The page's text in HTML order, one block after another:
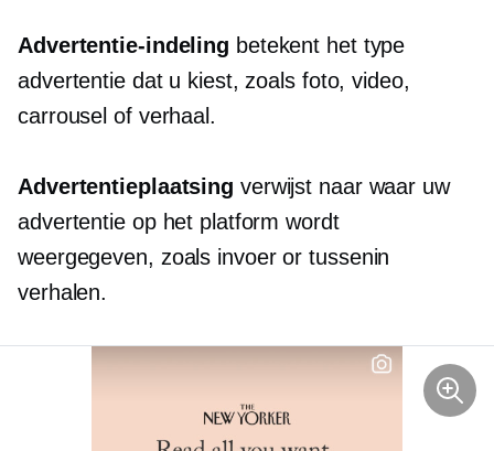
Advertentie-indeling betekent het type
advertentie dat u kiest, zoals foto, video,
carrousel of verhaal.
Advertentieplaatsing verwijst naar waar uw
advertentie op het platform wordt
weergegeven, zoals invoerortussenin
verhalen.